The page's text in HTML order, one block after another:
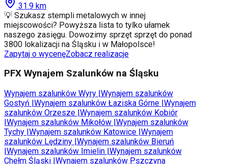
31.9 km
💡 Szukasz stempli metalowych w innej
miejscowości? Powyższa lista to tylko ułamek
naszego zasięgu. Dowozimy sprzęt sprzęt do ponad
3800 lokalizacji na Śląsku i w Małopolsce!
Zapytaj o wycenęZobacz realizacje
PFX Wynajem Szalunków na Śląsku
Wynajem szalunków Wyry Wynajem szalunków
Gostyń Wynajem szalunków Łaziska Górne Wynajem
szalunków Orzesze Wynajem szalunków Kobiór
Wynajem szalunków Mikołów Wynajem szalunków
Tychy Wynajem szalunków Katowice Wynajem
szalunków Lędziny Wynajem szalunków Bieruń
Wynajem szalunków Imielin Wynajem szalunków
Chełm Śląski Wynajem szalunków Pszczyna